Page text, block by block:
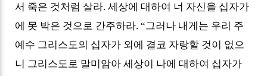
서 죽은 것처럼 살라.세상에 대하여 너 자신을 십자가
에 못 박은 것으로 간주하라. “그러나 내게는 우리 주
예수 그리스도의 십자가 외에 결코 자랑할 것이 없으
니 그리스도로 말미암아 세상이 나에 대하여 십자가